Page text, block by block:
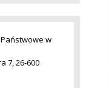
w
7, 26-600